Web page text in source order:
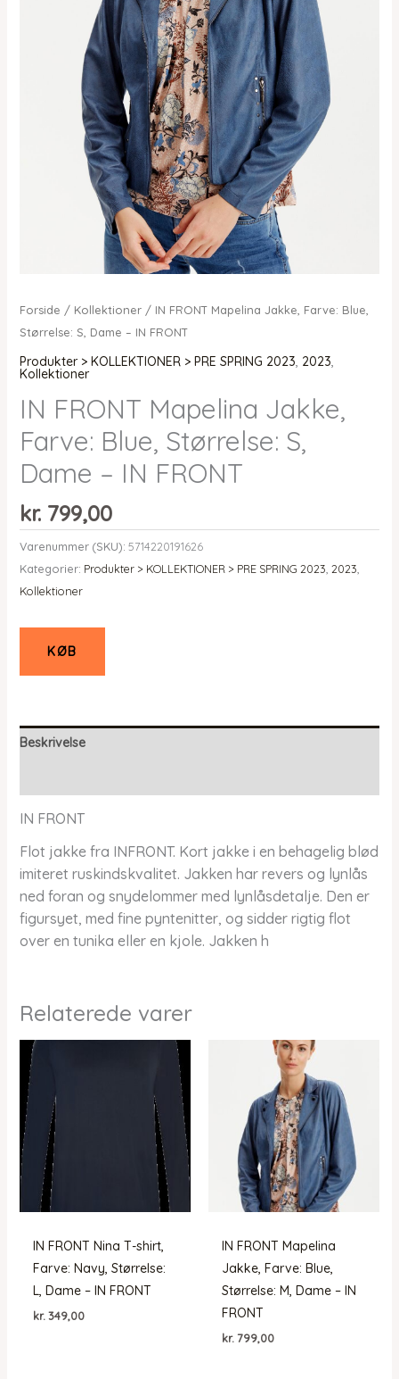
Forside / Kollektioner/ IN FRONT Mapelina Jakke, Farve: Blue,
Størrelse: S, Dame – IN FRONT
Produkter > KOLLEKTIONER > PRE SPRING 2023, 2023,
Kollektioner
IN FRONT Mapelina Jakke,
Farve: Blue, Størrelse: S,
Dame – IN FRONT
kr.799,00
Varenummer (SKU): 5714220191626
Kategorier: Produkter > KOLLEKTIONER > PRE SPRING 2023, 2023,
Kollektioner
KØB
Beskrivelse
IN FRONT
Flot jakke fra INFRONT. Kort jakke i en behagelig blød
imiteret ruskindskvalitet. Jakken har revers og lynlås
ned foran og snydelommer med lynlåsdetalje. Den er
figursyet, med fine pyntenitter, og sidder rigtig flot
over en tunika eller en kjole. Jakken h
Relaterede varer
IN FRONT Nina T-shirt,
Farve: Navy, Størrelse:
L, Dame – IN FRONT
kr. 349,00
IN FRONT Mapelina
Jakke, Farve: Blue,
Størrelse: M, Dame – IN
FRONT
kr. 799,00